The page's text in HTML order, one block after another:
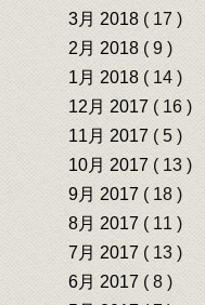
3月 2018 ( 17 )
2月 2018 ( 9 )
1月 2018 ( 14 )
12月 2017 ( 16 )
11月 2017 ( 5 )
10月 2017 ( 13 )
9月 2017 ( 18 )
8月 2017 ( 11 )
7月 2017 ( 13 )
6月 2017 ( 8 )